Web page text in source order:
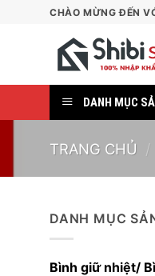
CHÀO MỪNG ĐẾN
DANH MỤC
TRANG CHỦ /
DANH MỤC
Bình giữ nhiệt/